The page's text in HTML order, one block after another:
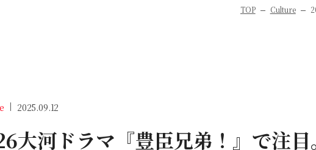
TOP Culture
2025.09.12
大河ドラマ『豊臣兄弟！』で注